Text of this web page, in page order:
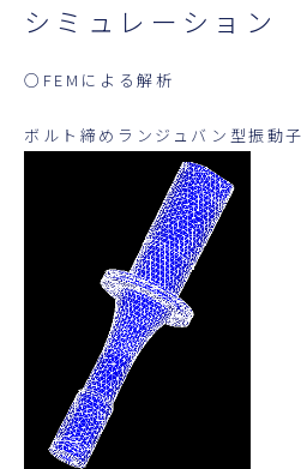
シミュレーション
○FEMによる解析
ボルト締めランジュバン型振動子